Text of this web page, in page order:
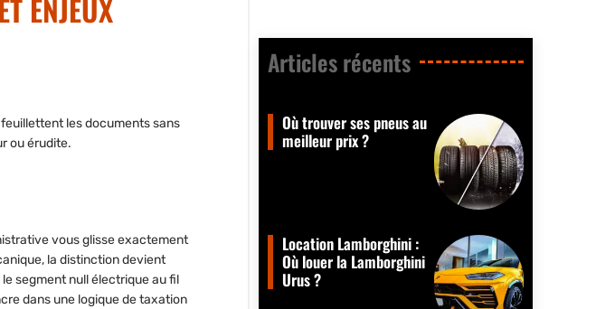
ENJEUX
les documents sans
ou érudite.
vous glisse exactement
la distinction devient
segment null électrique au fil
dans une logique de taxation
Articles récents​
Où trouver ses pneus au
meilleur prix ?
Location Lamborghini :
Où louer la Lamborghini
Urus ?